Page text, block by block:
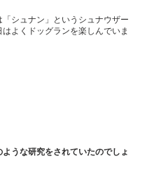
シュナン」というシュナウザー
よくドッグランを楽しんでいま
うな研究をされていたのでしょ